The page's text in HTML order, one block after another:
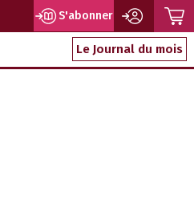
S'abonner
Le Journal du mois